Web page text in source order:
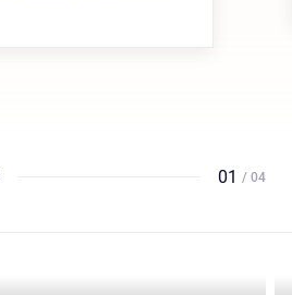
01 / 04